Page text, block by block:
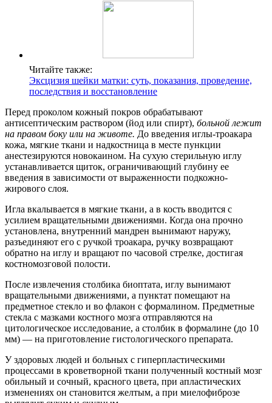
Читайте также:
Эксцизия шейки матки: суть, показания, проведение,
последствия и восстановление
Перед проколом кожный покров обрабатывают
антисептическим раствором (йод или спирт), больной лежит
на правом боку или на животе. До введения иглы-троакара
кожа, мягкие ткани и надкостница в месте пункции
анестезируются новокаином. На сухую стерильную иглу
устанавливается щиток, ограничивающий глубину ее
введения в зависимости от выраженности подкожно-
жирового слоя.
Игла вкалывается в мягкие ткани, а в кость вводится с
усилием вращательными движениями. Когда она прочно
установлена, внутренний мандрен вынимают наружу,
разъединяют его с ручкой троакара, ручку возвращают
обратно на иглу и вращают по часовой стрелке, достигая
костномозговой полости.
После извлечения столбика биоптата, иглу вынимают
вращательными движениями, а пунктат помещают на
предметное стекло и во флакон с формалином. Предметные
стекла с мазками костного мозга отправляются на
цитологическое исследование, а столбик в формалине (до 10
мм) — на приготовление гистологического препарата.
У здоровых людей и больных с гиперпластическими
процессами в кроветворной ткани полученный костный мозг
обильный и сочный, красного цвета, при апластических
изменениях он становится желтым, а при миелофиброзе